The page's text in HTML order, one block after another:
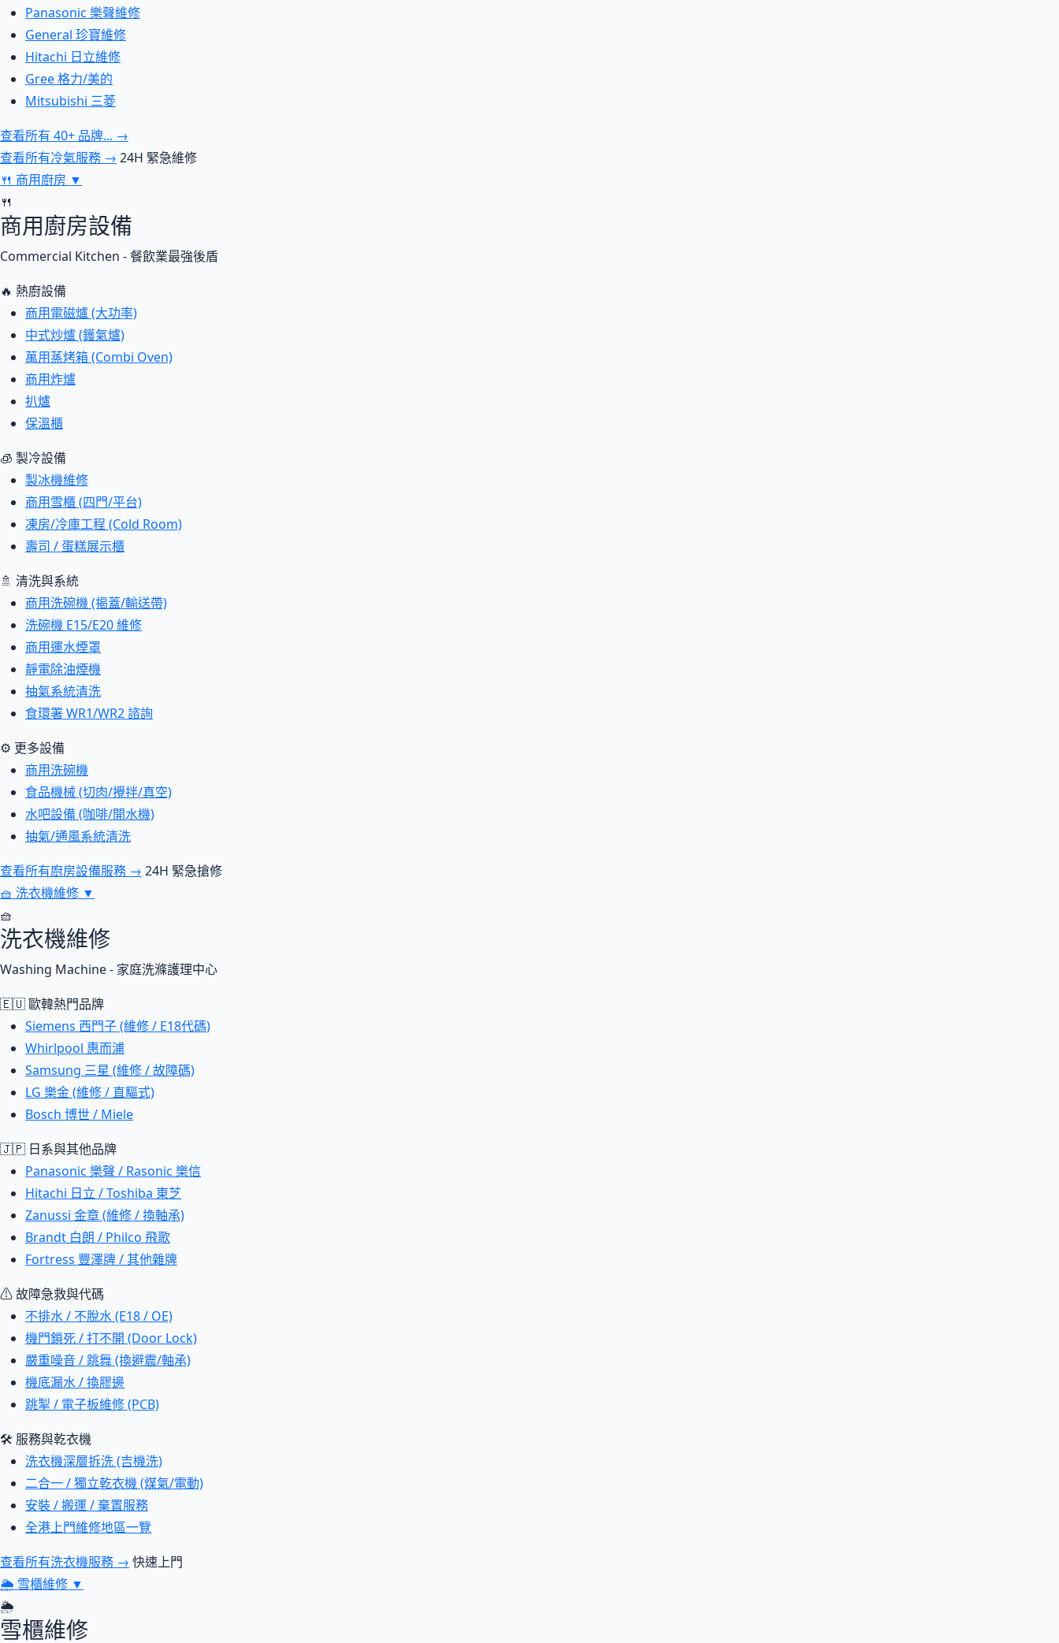
Panasonic 樂聲維修
General 珍寶維修
Hitachi 日立維修
Gree 格力/美的
Mitsubishi 三菱
查看所有 40+ 品牌... →
查看所有冷氣服務 → 24H 緊急維修
🍴 商用廚房 ▼
🍴
商用廚房設備
Commercial Kitchen - 餐飲業最強後盾
🔥 熱廚設備
商用電磁爐 (大功率)
中式炒爐 (鑊氣爐)
萬用蒸烤箱 (Combi Oven)
商用炸爐
扒爐
保溫櫃
🧊 製冷設備
製冰機維修
商用雪櫃 (四門/平台)
凍房/冷庫工程 (Cold Room)
壽司 / 蛋糕展示櫃
🚿 清洗與系統
商用洗碗機 (揭蓋/輸送帶)
洗碗機 E15/E20 維修
商用運水煙罩
靜電除油煙機
抽氣系統清洗
食環署 WR1/WR2 諮詢
⚙ 更多設備
商用洗碗機
食品機械 (切肉/攪拌/真空)
水吧設備 (咖啡/開水機)
抽氣/通風系統清洗
查看所有廚房設備服務 → 24H 緊急搶修
🧺 洗衣機維修 ▼
🧺
洗衣機維修
Washing Machine - 家庭洗滌護理中心
🇪🇺 歐韓熱門品牌
Siemens 西門子 (維修 / E18代碼)
Whirlpool 惠而浦
Samsung 三星 (維修 / 故障碼)
LG 樂金 (維修 / 直驅式)
Bosch 博世 / Miele
🇯🇵 日系與其他品牌
Panasonic 樂聲 / Rasonic 樂信
Hitachi 日立 / Toshiba 東芝
Zanussi 金章 (維修 / 換軸承)
Brandt 白朗 / Philco 飛歌
Fortress 豐澤牌 / 其他雜牌
⚠ 故障急救與代碼
不排水 / 不脫水 (E18 / OE)
機門鎖死 / 打不開 (Door Lock)
嚴重噪音 / 跳舞 (換避震/軸承)
機底漏水 / 換膠邊
跳掣 / 電子板維修 (PCB)
🛠 服務與乾衣機
洗衣機深層拆洗 (吉機洗)
二合一 / 獨立乾衣機 (煤氣/電動)
安裝 / 搬運 / 棄置服務
全港上門維修地區一覽
查看所有洗衣機服務 → 快速上門
🌦 雪櫃維修 ▼
🌦
雪櫃維修